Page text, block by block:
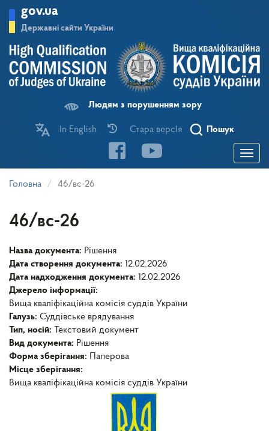
основного
матеріалу
gov.ua
Державні сайти України
Людям з порушенням зору
In English Стара версІя Пошук
Toggle
Головна 46/вс-26
46/вс-26
Назва документа: Рішення
Дата створення документа: 12.02.2026
Дата надходження документа: 12.02.2026
Джерело інформації:
Вища кваліфікаційна комісія суддів України
Галузь: Суддівське врядування
Тип, носій:
Текстовий документ
Вид документа: Рішення
Форма зберігання:
Паперова
Місце зберігання:
Вища кваліфікаційна комісія суддів України